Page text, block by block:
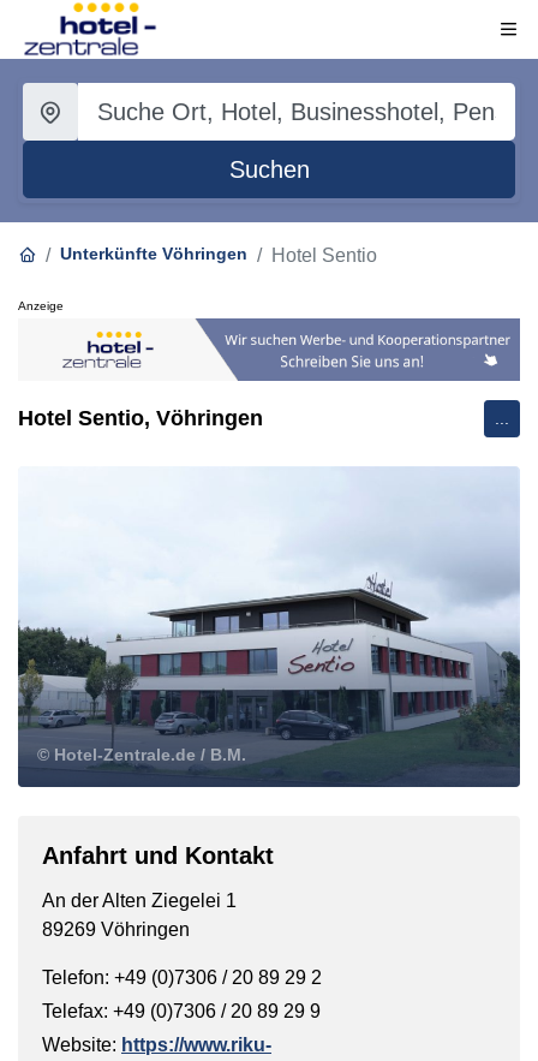
Suchen
Unterkünfte Vöhringen Hotel Sentio
Anzeige
Hotel Sentio, Vöhringen
© Hotel-Zentrale.de / B.M.
Anfahrt und Kontakt
An der Alten Ziegelei 1
89269 Vöhringen
Telefon: +49 (0)7306 / 20 89 29 2
Telefax: +49 (0)7306 / 20 89 29 9
Website: https://www.riku-